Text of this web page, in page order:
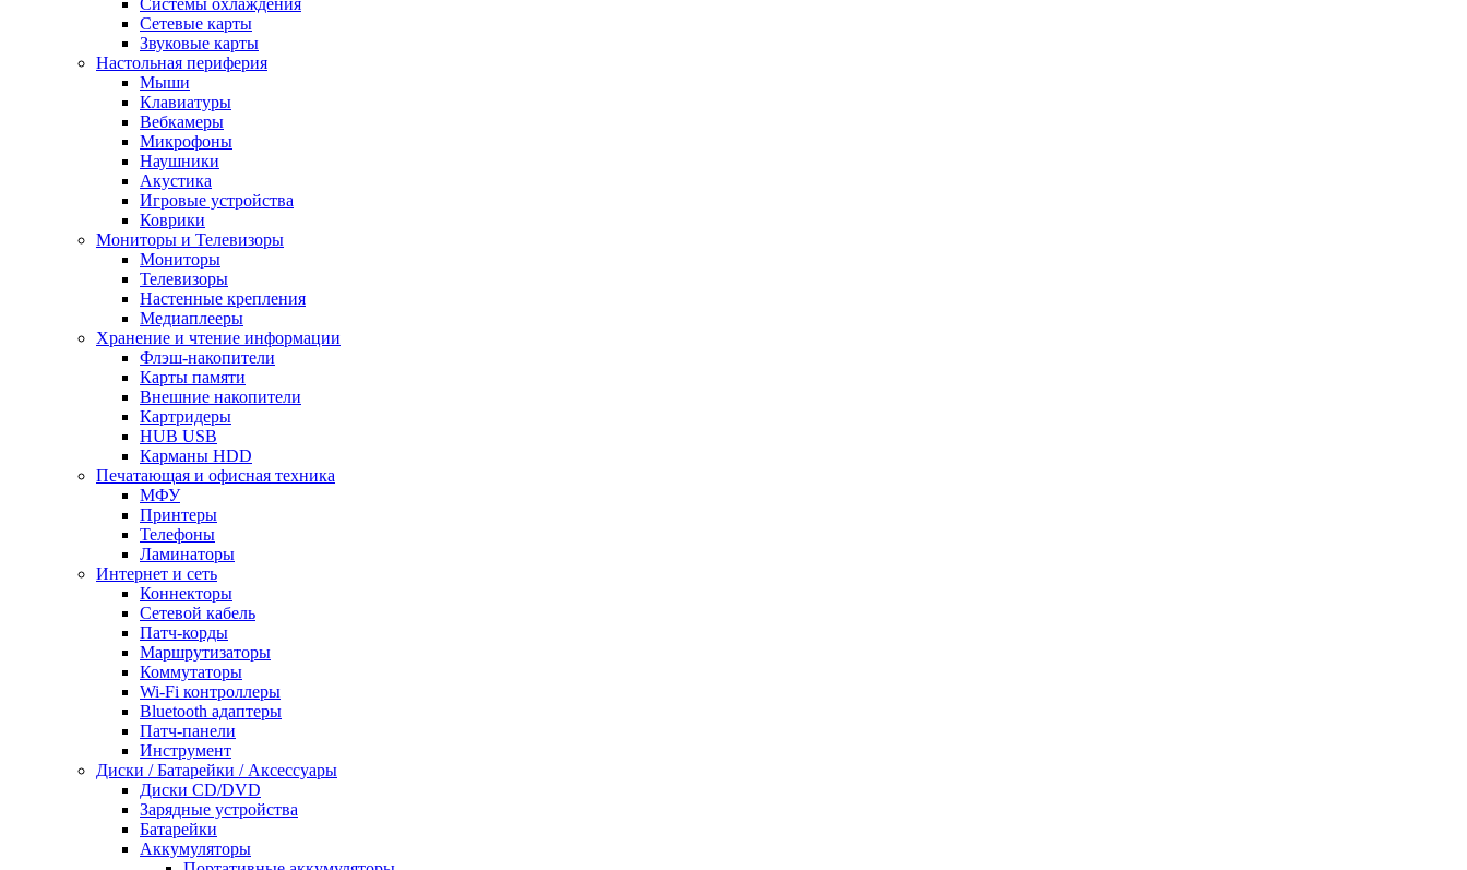
Системы охлаждения
Сетевые карты
Звуковые карты
Настольная периферия
Мыши
Клавиатуры
Вебкамеры
Микрофоны
Наушники
Акустика
Игровые устройства
Коврики
Мониторы и Телевизоры
Мониторы
Телевизоры
Настенные крепления
Медиаплееры
Хранение и чтение информации
Флэш-накопители
Карты памяти
Внешние накопители
Картридеры
HUB USB
Карманы HDD
Печатающая и офисная техника
МФУ
Принтеры
Телефоны
Ламинаторы
Интернет и сеть
Коннекторы
Сетевой кабель
Патч-корды
Маршрутизаторы
Коммутаторы
Wi-Fi контроллеры
Bluetooth адаптеры
Патч-панели
Инструмент
Диски / Батарейки / Аксессуары
Диски CD/DVD
Зарядные устройства
Батарейки
Аккумуляторы